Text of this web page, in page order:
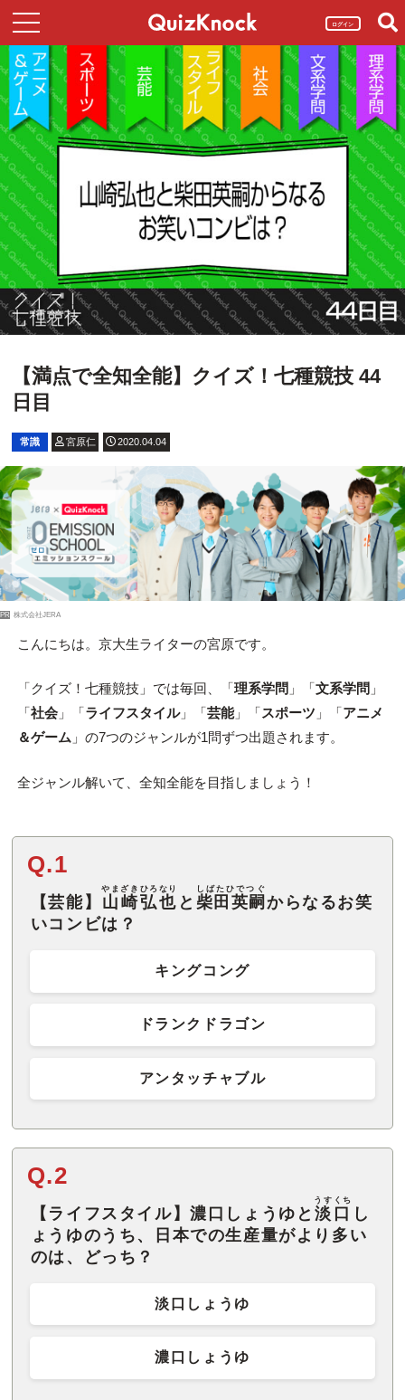
ログイン
【満点で全知全能】クイズ！七種競技 44
日目
常識 宮原仁 2020.04.04
PR 株式会社JERA
こんにちは。京大生ライターの宮原です。
「クイズ！七種競技」では毎回、「 理系学問 」「 文系学問 」
「 社会」「 ライフスタイル」「 芸能」「 スポーツ 」「 アニメ
＆ゲーム」の7つのジャンルが1問ずつ出題されます。
全ジャンル解いて、全知全能を目指しましょう！
Q.1
【芸能】 山崎弘也
やまざきひろなり
と 柴田英嗣
しばたひでつぐ
からなるお笑
いコンビは？
キングコング
ドランクドラゴン
アンタッチャブル
Q.2
【ライフスタイル】濃口しょうゆと 淡口
うすくち
し
ょうゆのうち、日本での生産量がより多い
のは、どっち？
淡口しょうゆ
濃口しょうゆ